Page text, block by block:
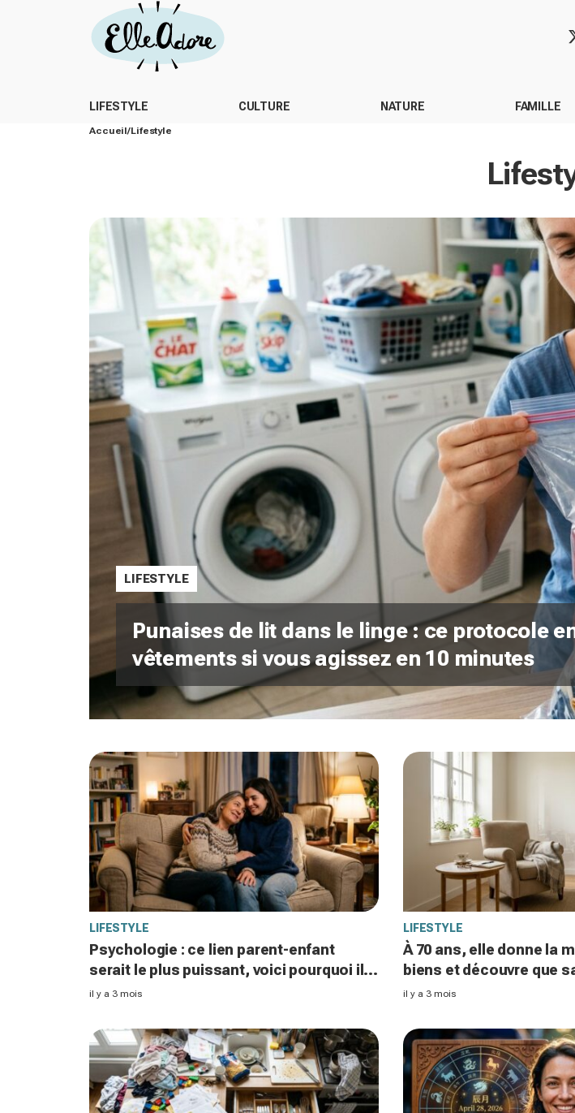
LIFESTYLE CULTURE NATURE FAMILLE
Accueil Lifestyle
LIFESTYLE
Punaises de lit dans le linge : ce protocole
vêtements si vous agissez en 10 minutes
LIFESTYLE
Psychologie : ce lien parent-enfant
serait le plus puissant, voici pourquoi il
ne réclame rien en retour
il y a 3 mois
LIFESTYLE
À 70 ans, elle donne la
biens et découvre que
une vérité brutale
il y a 3 mois